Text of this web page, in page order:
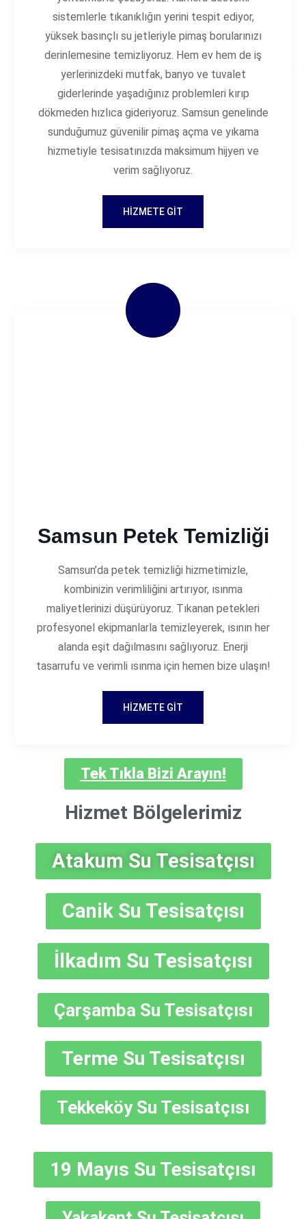
sistemlerle tıkanıklığın yerini tespit ediyor,
yüksek basınçlı su jetleriyle pimaş borularınızı
derinlemesine temizliyoruz. Hem ev hem de iş
yerlerinizdeki mutfak, banyo ve tuvalet
giderlerinde yaşadığınız problemleri kırıp
dökmeden hızlıca gideriyoruz. Samsun genelinde
sunduğumuz güvenilir pimaş açma ve yıkama
hizmetiyle tesisatınızda maksimum hijyen ve
verim sağlıyoruz.
HIZMETE GIT
Samsun Petek Temizliği
Samsun’da petek temizliği hizmetimizle,
kombinizin verimliliğini artırıyor, ısınma
maliyetlerinizi düşürüyoruz. Tıkanan petekleri
profesyonel ekipmanlarla temizleyerek, ısının her
alanda eşit dağılmasını sağlıyoruz. Enerji
tasarrufu ve verimli ısınma için hemen bize ulaşın!
HIZMETE GIT
Tek Tıkla Bizi Arayın!
Hizmet Bölgelerimiz
Atakum Su Tesisatçısı
Canik Su Tesisatçısı
İlkadım Su Tesisatçısı
Çarşamba Su Tesisatçısı
Terme Su Tesisatçısı
Tekkeköy Su Tesisatçısı
19 Mayıs Su Tesisatçısı